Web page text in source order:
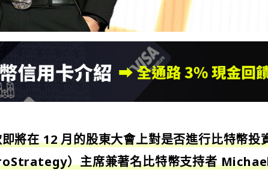
將在 12 月的股東大會上對是否進行比特幣投
）主席兼著名比特幣支持者